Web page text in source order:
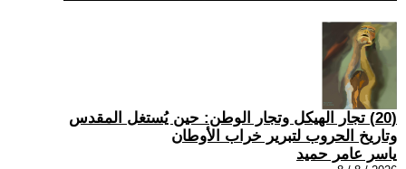
(20) تجار الهيكل وتجار الوطن: حين يُستغل المقدس
وتاريخ الحروب لتبرير خراب الأوطان
ياسر عامر حميد